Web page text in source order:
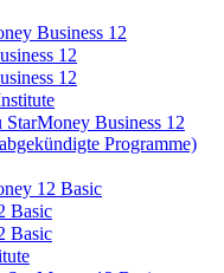
Business 12
12
12
Business 12
Programme)
12 Basic
Basic
Basic